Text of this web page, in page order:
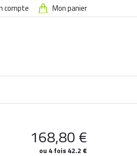
compte Mon panier
168,80€
ou 4 fois 42.2 €